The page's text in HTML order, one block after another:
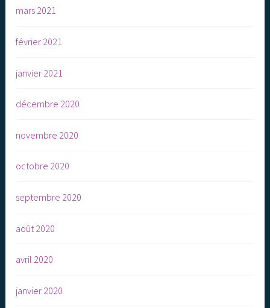
mars 2021
février 2021
janvier 2021
décembre 2020
novembre 2020
octobre 2020
septembre 2020
août 2020
avril 2020
janvier 2020